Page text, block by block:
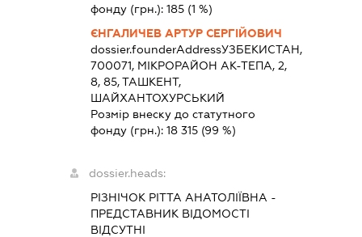
фонду (грн.): 185(1 %)
ЄНГАЛИЧЕВ АРТУР СЕРГІЙОВИЧ
dossier.founderAddressУЗБЕКИСТАН,
700071, МІКРОРАЙОН АК-ТЕПА, 2,
8, 85, ТАШКЕНТ,
ШАЙХАНТОХУРСЬКИЙ
Розмір внеску до статутного
фонду (грн.): 18 315(99 %)
dossier.heads:
РІЗНІЧОК РІТТА АНАТОЛІЇВНА -
ПРЕДСТАВНИК ВІДОМОСТІ
ВІДСУТНІ